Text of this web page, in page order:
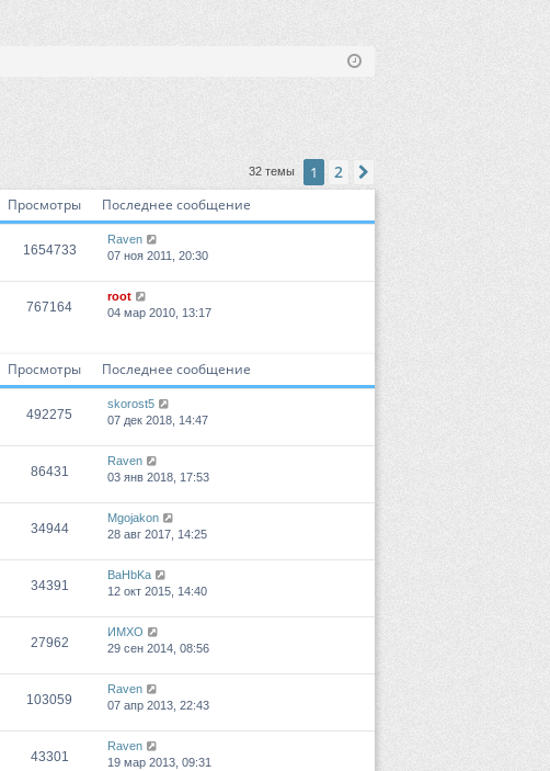
32 темы 1 2
Просмотры Последнее сообщение
1654733
Raven
07 ноя 2011, 20:30
767164
root
04 мар 2010, 13:17
Просмотры Последнее сообщение
492275
skorost5
07 дек 2018, 14:47
86431
Raven
03 янв 2018, 17:53
34944
Mgojakon
28 авг 2017, 14:25
34391
BaHbKa
12 окт 2015, 14:40
27962
ИМХО
29 сен 2014, 08:56
103059
Raven
07 апр 2013, 22:43
43301
Raven
19 мар 2013, 09:31